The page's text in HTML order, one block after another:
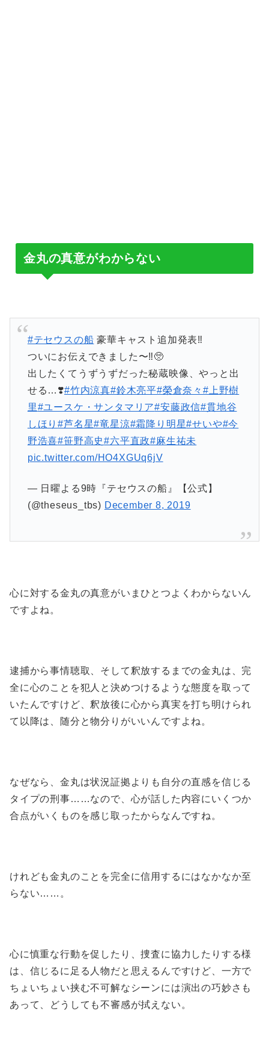
金丸の真意がわからない
#テセウスの船 豪華キャスト追加発表‼️
ついにお伝えできました〜‼️🥺
出したくてうずうずだった秘蔵映像、やっと出
せる…❣️#竹内涼真#鈴木亮平#榮倉奈々 #上野樹
里#ユースケ・サンタマリア#安藤政信#貫地谷
しほり#芦名星#竜星涼#霜降り明星#せいや#今
野浩喜#笹野高史#六平直政#麻生祐未
pic.twitter.com/HO4XGUq6jV
— 日曜よる9時『テセウスの船』【公式】
(@theseus_tbs) December 8, 2019
心に対する金丸の真意がいまひとつよくわからないん
ですよね。
逮捕から事情聴取、そして釈放するまでの金丸は、完
全に心のことを犯人と決めつけるような態度を取って
いたんですけど、釈放後に心から真実を打ち明けられ
て以降は、随分と物分りがいいんですよね。
なぜなら、金丸は状況証拠よりも自分の直感を信じる
タイプの刑事……なので、心が話した内容にいくつか
合点がいくものを感じ取ったからなんですね。
けれども金丸のことを完全に信用するにはなかなか至
らない……。
心に慎重な行動を促したり、捜査に協力したりする様
は、信じるに足る人物だと思えるんですけど、一方で
ちょいちょい挟む不可解なシーンには演出の巧妙さも
あって、どうしても不審感が拭えない。